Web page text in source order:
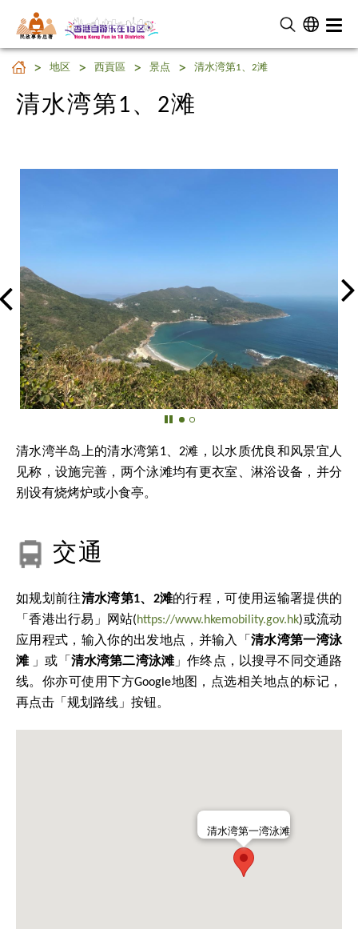
民 政 事 务 总 署
清水湾第1、2滩
地区 西貢區 景点 清水湾第1、2滩
清水湾第1、2滩
清水湾半岛上的清水湾第1、2滩，以水质优良和风景宜人
见称，设施完善，两个泳滩均有更衣室、淋浴设备，并分
别设有烧烤炉或小食亭。
交通
如规划前往清水湾第1、2滩的行程，可使用运输署提供的
「香港出行易」网站(https://www.hkemobility.gov.hk)或流动
应用程式，输入你的出发地点，并输入「 清水湾第一湾泳
滩 」或「 清水湾第二湾泳滩 」作终点，以搜寻不同交通路
线。你亦可使用下方Google地图，点选相关地点的标记，
再点击「规划路线」按钮。
清水湾第一湾泳滩